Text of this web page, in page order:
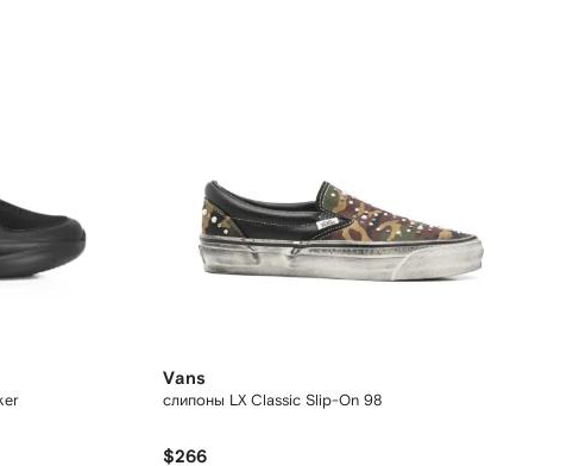
Vans
слипоны LX Classic Slip-On 98
$266